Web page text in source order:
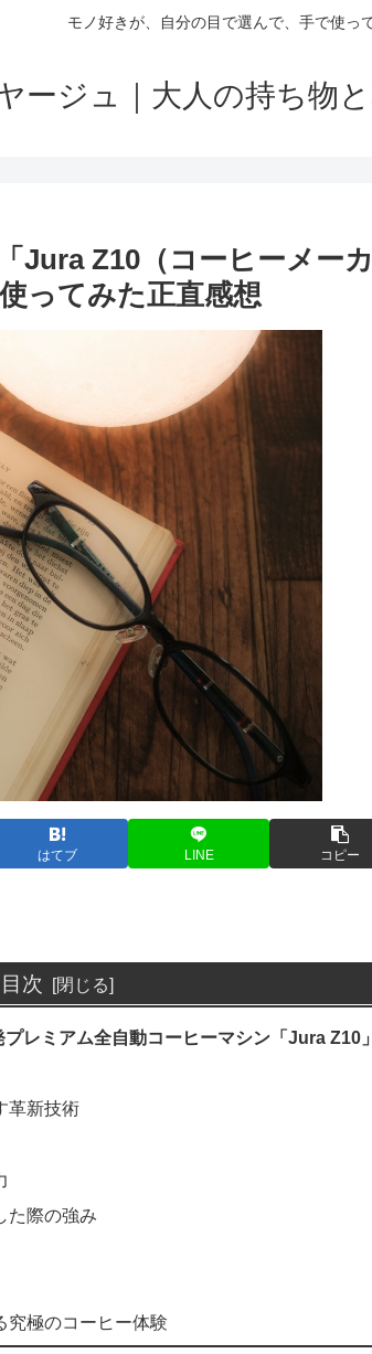
モノ好きが、自分の目で選んで、手で使っ
ージュ｜大人の持ち物
Jura Z10（コーヒーメー
ってみた正直感想
はてブ LINE コピー
目次
レミアム全自動コーヒーマシン「Jura Z10」
革新技術
た際の強み
究極のコーヒー体験